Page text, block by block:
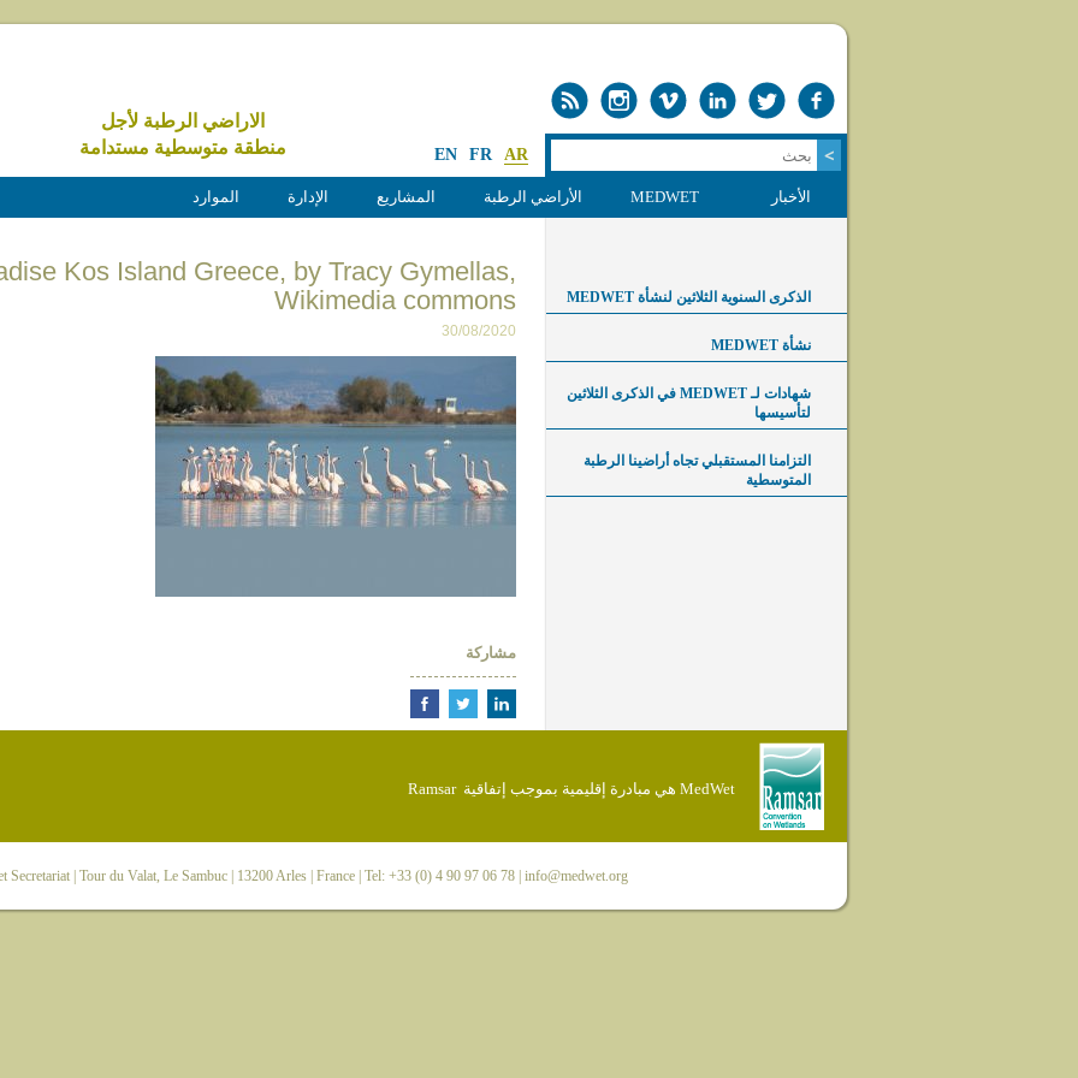
الاراضي الرطبة لأجل
منطقة متوسطية مستدامة
EN FR AR
الأخبار MEDWET الأراضي الرطبة المشاريع الإدارة الموارد
Kos Island Greece, by Tracy Gymellas,
Wikimedia commons
30/08/2020
مشاركة
الذكرى السنوية الثلاثين لنشأة MEDWET
نشأة MEDWET
شهادات لـ MEDWET في الذكرى الثلاثين
لتأسيسها
التزامنا المستقبلي تجاه أراضينا الرطبة
المتوسطية
MedWet هي مبادرة إقليمية بموجب إتفاقية Ramsar
Secretariat| Tour du Valat, Le Sambuc | 13200 Arles | France | Tel: +33 (0) 4 90 97 06 78 | info@medwet.org